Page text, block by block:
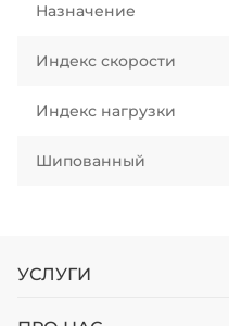
Назначение
Индекс скорости
Индекс нагрузки
Шипованный
УСЛУГИ